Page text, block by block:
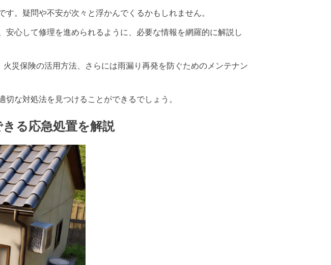
。疑問や不安が次々と浮かんでくるかもしれません。
心して修理を進められるように、必要な情報を網羅的に解説し
災保険の活用方法、さらには雨漏り再発を防ぐためのメンテナン
な対処法を見つけることができるでしょう。
る応急処置を解説